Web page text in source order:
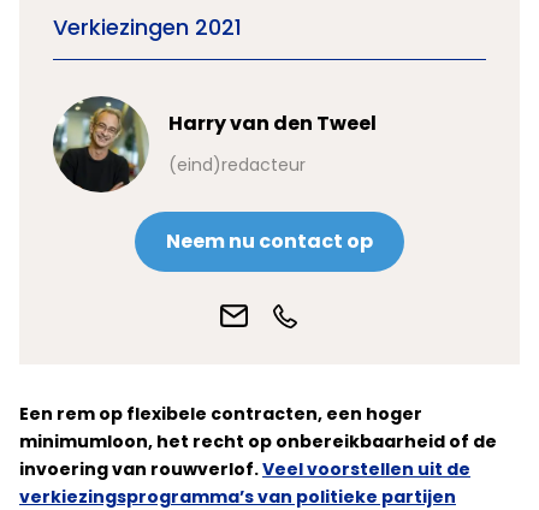
Verkiezingen 2021
Harry van den Tweel
(eind)redacteur
Neem nu contact op
Een rem op flexibele contracten, een hoger
minimumloon, het recht op onbereikbaarheid of de
invoering van rouwverlof.Veel voorstellen uit de
verkiezingsprogramma’s van politieke partijen